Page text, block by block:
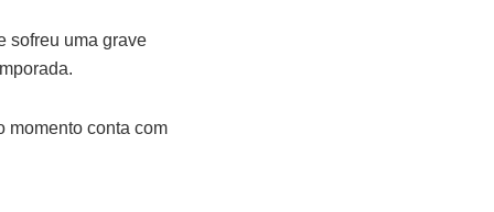
sofreu uma grave
momento conta com